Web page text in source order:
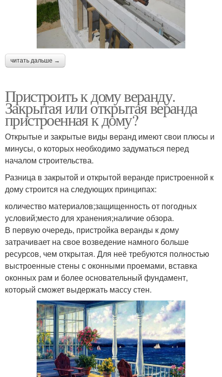
читать дальше →
Пристроить к дому веранду.
Закрытая или открытая веранда
пристроенная к дому?
Открытые и закрытые виды веранд имеют свои плюсы и
минусы, о которых необходимо задуматься перед
началом строительства.
Разница в закрытой и открытой веранде пристроенной к
дому строится на следующих принципах:
количество материалов;защищенность от погодных
условий;место для хранения;наличие обзора.
В первую очередь, пристройка веранды к дому
затрачивает на свое возведение намного больше
ресурсов, чем открытая. Для неё требуются полностью
выстроенные стены с оконными проемами, вставка
оконных рам и более основательный фундамент,
который сможет выдержать массу стен.